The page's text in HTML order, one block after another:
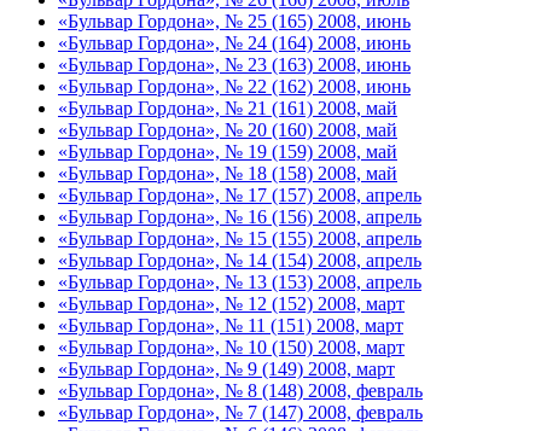
«Бульвар Гордона», № 25 (165) 2008, июнь
«Бульвар Гордона», № 24 (164) 2008, июнь
«Бульвар Гордона», № 23 (163) 2008, июнь
«Бульвар Гордона», № 22 (162) 2008, июнь
«Бульвар Гордона», № 21 (161) 2008, май
«Бульвар Гордона», № 20 (160) 2008, май
«Бульвар Гордона», № 19 (159) 2008, май
«Бульвар Гордона», № 18 (158) 2008, май
«Бульвар Гордона», № 17 (157) 2008, апрель
«Бульвар Гордона», № 16 (156) 2008, апрель
«Бульвар Гордона», № 15 (155) 2008, апрель
«Бульвар Гордона», № 14 (154) 2008, апрель
«Бульвар Гордона», № 13 (153) 2008, апрель
«Бульвар Гордона», № 12 (152) 2008, март
«Бульвар Гордона», № 11 (151) 2008, март
«Бульвар Гордона», № 10 (150) 2008, март
«Бульвар Гордона», № 9 (149) 2008, март
«Бульвар Гордона», № 8 (148) 2008, февраль
«Бульвар Гордона», № 7 (147) 2008, февраль